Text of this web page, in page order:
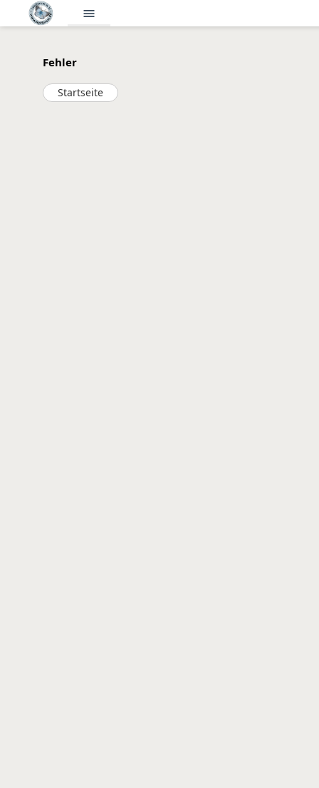
menu
Fehler
Startseite